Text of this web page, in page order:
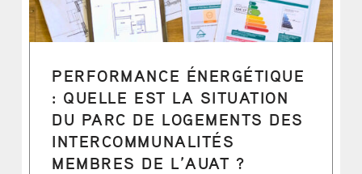
PERFORMANCE ÉNERGÉTIQUE
: QUELLE EST LA SITUATION
DU PARC DE LOGEMENTS DES
INTERCOMMUNALITÉS
MEMBRES DE L’AUAT ?